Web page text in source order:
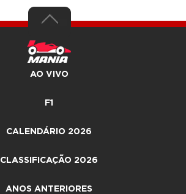
AO VIVO
F1
CALENDÁRIO 2026
CLASSIFICAÇÃO 2026
ANOS ANTERIORES